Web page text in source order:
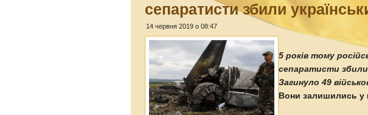
сепаратисти збили
14 червня 2019 о 08:47
5 років тому
сепаратисти збили
Загинуло 49
Вони залишились у